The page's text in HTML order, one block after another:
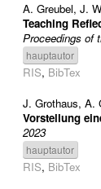
A. Greubel, J.
Teaching
Proceedings of
hauptautor
RIS, BibTex
J. Grothaus, A.
Vorstellung
2023
hauptautor
RIS, BibTex